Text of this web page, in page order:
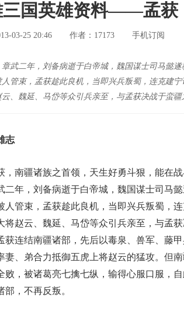
三国英雄资料——孟获
03-25 20:46 作者： 17173 手机订阅
章武二年，刘备病逝于白帝城，魏国谋士司马懿
人管束，孟获趁此良机，当即兴兵叛蜀，连克建
云、魏延、马岱等众引兵亲至，与孟获决战于蛮疆
志
疆诸族之首领，天生好勇斗狠，能在战
，刘备病逝于白帝城，魏国谋士司马懿
人管束，孟获趁此良机，当即兴兵叛蜀，
将赵云、魏延、马岱等众引兵亲至，与孟获
获连结南疆诸部，先后以毒泉、兽军、藤
妻、弟合力抵御五虎上将赵云的猛攻。但
败，被诸葛亮七擒七纵，输得心服口服，
部，不再反叛。